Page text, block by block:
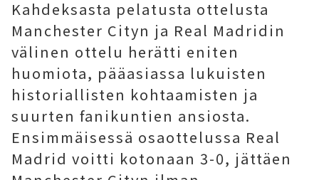
Kahdeksasta pelatusta ottelusta
Manchester Cityn ja Real Madridin
välinen ottelu herätti eniten
huomiota, pääasiassa lukuisten
historiallisten kohtaamisten ja
suurten fanikuntien ansiosta.
Ensimmäisessä osaottelussa Real
Madrid voitti kotonaan 3-0, jättäen